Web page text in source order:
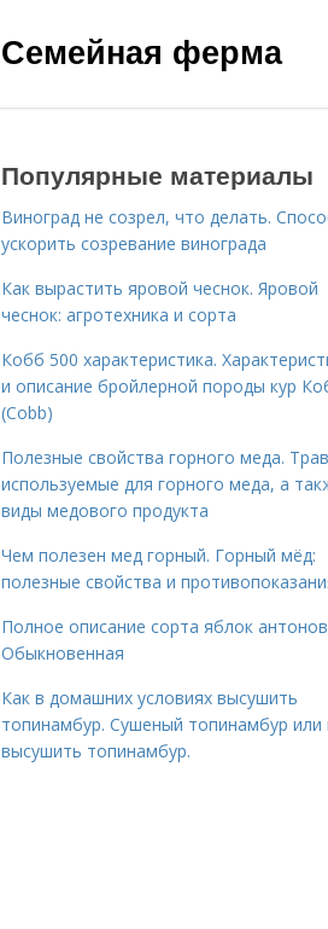
Семейная ферма
Популярные материалы
Виноград не созрел, что делать.
ускорить созревание винограда
Как вырастить яровой чеснок. Яровой
чеснок: агротехника и сорта
Кобб 500 характеристика.
и описание бройлерной породы кур
(Cobb)
Полезные свойства горного меда.
используемые для горного меда, а
виды медового продукта
Чем полезен мед горный. Горный мёд:
полезные свойства и
Полное описание сорта яблок
Обыкновенная
Как в домашних условиях высушить
топинамбур. Сушеный топинамбур или
высушить топинамбур.